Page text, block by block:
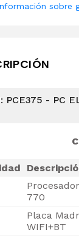
sobre
PCE375 - PC
770
Placa
WIFI+BT